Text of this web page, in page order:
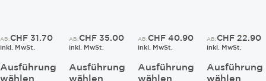
AB:CHF 31.70
inkl. MwSt.
Ausführung
wählen
Produktseite
gewählt
AB:CHF 35.00
inkl. MwSt.
Ausführung
wählen
Produktseite
gewählt
AB:CHF 40.90
inkl. MwSt.
Ausführung
wählen
Produktseite
gewählt
AB:CHF 22.90
inkl. MwSt.
Ausführung
wählen
gewählt